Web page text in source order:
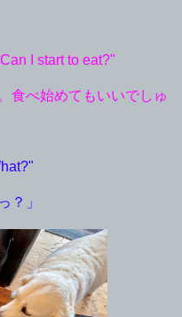
I start to eat?"
食べ始めてもいいでしゅ
？」